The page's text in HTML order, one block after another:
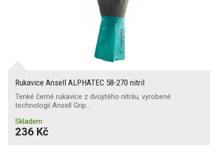
Rukavice Ansell ALPHATEC 58-270 nitril
Tenké černé rukavice z dvojitého nitrilu, vyrobené
technologií Ansell Grip…
Skladem
236 Kč